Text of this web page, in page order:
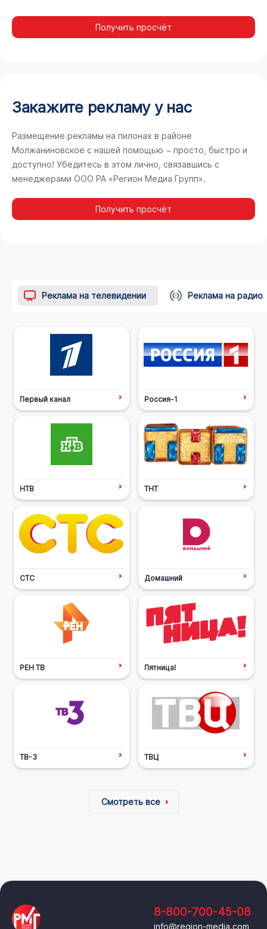
Получить просчёт
Закажите рекламу у нас
Размещение рекламы на пилонах в районе
Молжаниновское с нашей помощью − просто, быстро и
доступно! Убедитесь в этом лично, связавшись с
менеджерами ООО РА «Регион Медиа Групп».
Получить просчёт
Реклама на телевидении Реклама на радио
Первый канал Россия-1
НТВ ТНТ
СТС Домашний
РЕН ТВ Пятница!
ТВ-3 ТВЦ
Смотреть все
8-800-700-45-08
info@region-media.com